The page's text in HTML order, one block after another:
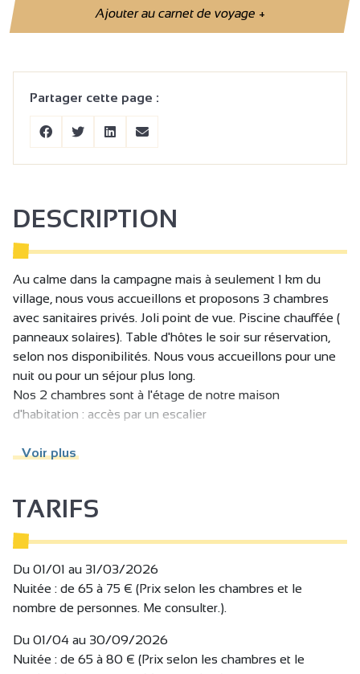
Ajouter au carnet de voyage+
Partager cette page :
DESCRIPTION
Au calme dans la campagne mais à seulement 1 km du
village, nous vous accueillons et proposons 3 chambres
avec sanitaires privés. Joli point de vue. Piscine chauffée (
panneaux solaires). Table d'hôtes le soir sur réservation,
selon nos disponibilités. Nous vous accueillons pour une
nuit ou pour un séjour plus long.
Nos 2 chambres sont à l'étage de notre maison
d'habitation : accès par un escalier
Chambre JARDIN : lit en 140, TV, balcon avec vue sur le
produits de douche) ; bouilloire électrique, thé et café à
disposition gratuitement dans la chambre.
Chambre ABRICOT : 2 lits en 90, sanitaires dans la
chambre (douche, lavabo, wc), sèche-cheveux, sèche-
serviettes, produits de douche).
dans la chambre.
Voir plus
TARIFS
Du 01/01 au 31/03/2026
Nuitée : de 65 à 75 € (Prix selon les chambres et le
nombre de personnes. Me consulter.).
Du 01/04 au 30/09/2026
Nuitée : de 65 à 80 € (Prix selon les chambres et le